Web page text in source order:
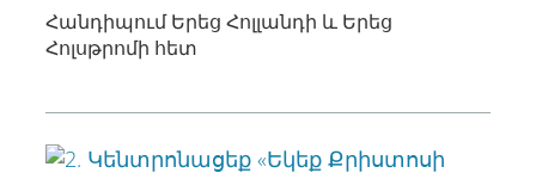
Հանդիպում Երեց Հոլլանդի և Երեց
Հոլսթրոմի հետ